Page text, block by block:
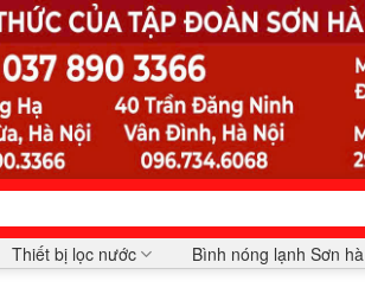
Thiết bị lọc nước Bình nóng lạnh Sơn hà